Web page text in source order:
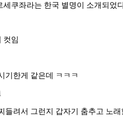
세쿠좌라는 한국 별명이 소개되었
컷임
기한게 같은데 ㅋㅋㅋ
들려서 그런지 갑자기 춤추고 노래